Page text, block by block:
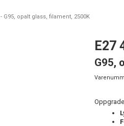
G95, opalt glass, filament, 2500K
E27
G95,